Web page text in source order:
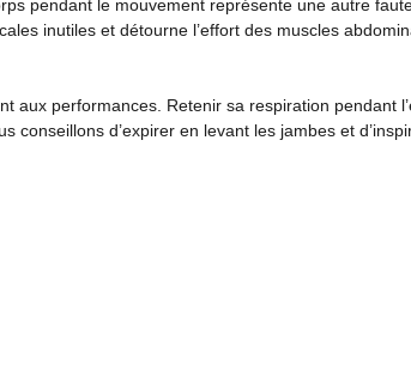
pendant le mouvement représente une autre
inutiles et détourne l’effort des muscles
aux performances. Retenir sa respiration pendant
conseillons d’expirer en levant les jambes et